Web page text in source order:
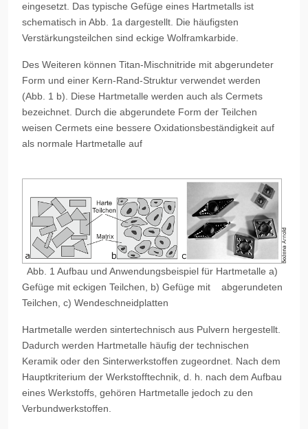
eingesetzt. Das typische Gefüge eines Hartmetalls ist
schematisch in Abb. 1a dargestellt. Die häufigsten
Verstärkungsteilchen sind eckige Wolframkarbide.
Des Weiteren können Titan-Mischnitride mit abgerundeter
Form und einer Kern-Rand-Struktur verwendet werden
(Abb. 1 b). Diese Hartmetalle werden auch als Cermets
bezeichnet. Durch die abgerundete Form der Teilchen
weisen Cermets eine bessere Oxidationsbeständigkeit auf
als normale Hartmetalle auf
Abb. 1 Aufbau und Anwendungsbeispiel für Hartmetalle a)
Gefüge mit eckigen Teilchen, b) Gefüge mit abgerundeten
Teilchen, c) Wendeschneidplatten
Hartmetalle werden sintertechnisch aus Pulvern hergestellt.
Dadurch werden Hartmetalle häufig der technischen
Keramik oder den Sinterwerkstoffen zugeordnet. Nach dem
Hauptkriterium der Werkstofftechnik, d. h. nach dem Aufbau
eines Werkstoffs, gehören Hartmetalle jedoch zu den
Verbundwerkstoffen.